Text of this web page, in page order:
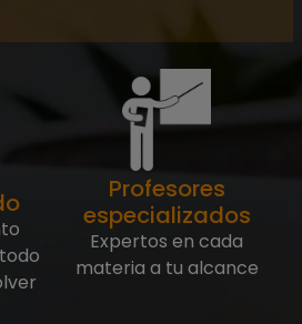
Profesores
especializados
Expertos en cada
materia a tu alcance